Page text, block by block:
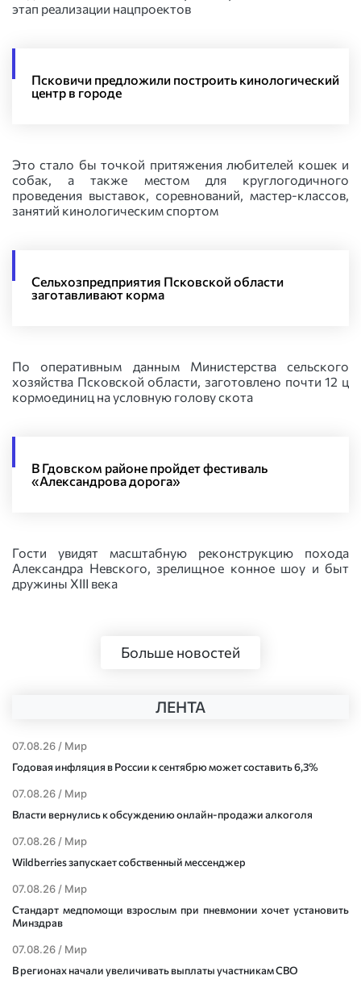
этап реализации нацпроектов
Псковичи предложили построить кинологический
центр в городе
Это стало бы точкой притяжения любителей кошек и
собак, а также местом для круглогодичного
проведения выставок, соревнований, мастер-классов,
занятий кинологическим спортом
Сельхозпредприятия Псковской области
заготавливают корма
По оперативным данным Министерства сельского
хозяйства Псковской области, заготовлено почти 12 ц
кормоединиц на условную голову скота
В Гдовском районе пройдет фестиваль
«Александрова дорога»
Гости увидят масштабную реконструкцию похода
Александра Невского, зрелищное конное шоу и быт
дружины XIII века
Больше новостей
ЛЕНТА
07.08.26 / Мир
Годовая инфляция в России к сентябрю может составить 6,3%
07.08.26 / Мир
Власти вернулись к обсуждению онлайн-продажи алкоголя
07.08.26 / Мир
Wildberries запускает собственный мессенджер
07.08.26 / Мир
Стандарт медпомощи взрослым при пневмонии хочет установить
Минздрав
07.08.26 / Мир
В регионах начали увеличивать выплаты участникам СВО